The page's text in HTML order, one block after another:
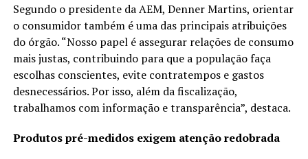
Segundo o presidente da AEM, Denner Martins, orientar
o consumidor também é uma das principais atribuições
do órgão. “Nosso papel é assegurar relações de consumo
mais justas, contribuindo para que a população faça
escolhas conscientes, evite contratempos e gastos
desnecessários. Por isso, além da fiscalização,
trabalhamos com informação e transparência”, destaca.
Produtos pré-medidos exigem atenção redobrada